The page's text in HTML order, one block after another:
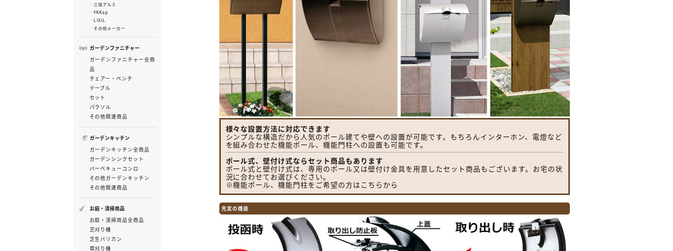
様々な設置方法に対応できます
シンプルな構造だから人気のポール建てや壁への設置が可能です。もちろんインターホン、電燈など
を組み合わせた機能ポール、機能門柱への設置も可能です。
ポール式、壁付け式ならセット商品もあります
ポール式と壁付け式は、専用のポール又は壁付け金具を用意したセット商品もございます。お宅の状
況に合わせてお選びください。
※機能ポール、機能門柱をご希望の方はこちらから
充実の機能
三協アルミ
YKKap
LIXIL
その他メーカー
ガーデンファニチャー
ガーデンファニチャー全商
品
チェアー・ベンチ
テーブル
セット
パラソル
その他関連商品
ガーデンキッチン
ガーデンキッチン全商品
ガーデンシンクセット
バーベキューコンロ
その他ガーデンキッチン
その他関連商品
お庭・清掃用品
お庭・清掃用品全商品
芝刈り機
芝生バリカン
草刈り機